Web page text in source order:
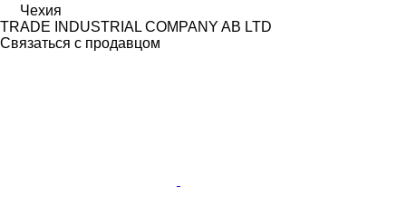
Чехия
TRADE INDUSTRIAL COMPANY AB LTD
Связаться с продавцом